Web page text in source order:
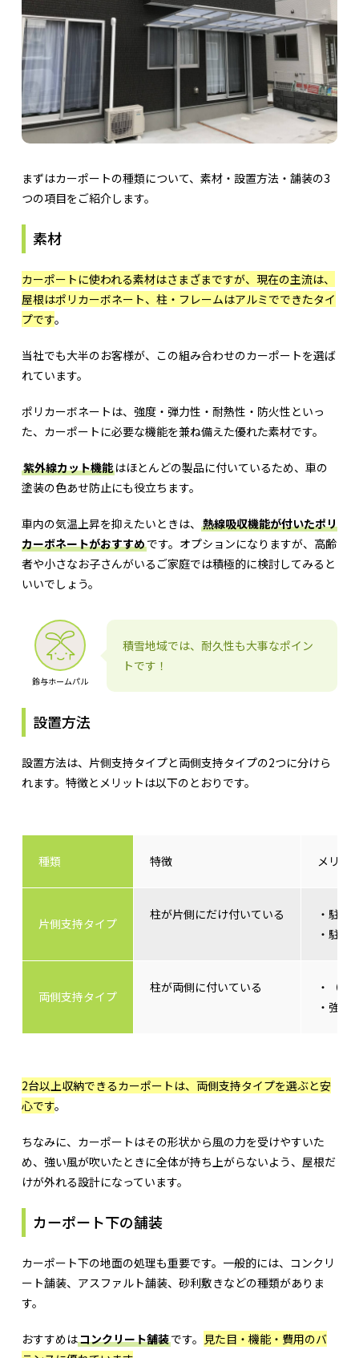
まずはカーポートの種類について、素材・設置方法・舗装の3
つの項目をご紹介します。
素材
カーポートに使われる素材はさまざまですが、現在の主流は、
屋根はポリカーボネート、柱・フレームはアルミでできたタイ
プです。
当社でも大半のお客様が、この組み合わせのカーポートを選ば
れています。
ポリカーボネートは、強度・弾力性・耐熱性・防火性といっ
た、カーポートに必要な機能を兼ね備えた優れた素材です。
紫外線カット機能はほとんどの製品に付いているため、車の
塗装の色あせ防止にも役立ちます。
車内の気温上昇を抑えたいときは、 熱線吸収機能が付いたポリ
カーボネートがおすすめです。オプションになりますが、高齢
者や小さなお子さんがいるご家庭では積極的に検討してみると
いいでしょう。
鈴与ホームパル
積雪地域では、耐久性も大事なポイン
トです！
設置方法
設置方法は、片側支持タイプと両側支持タイプの2つに分けら
れます。特徴とメリットは以下のとおりです。
種類 特徴 メリッ
片側支持タイプ
柱が片側にだけ付いている
・駐車
・駐車
両側支持タイプ
柱が両側に付いている
・（片
・強風
2台以上収納できるカーポートは、両側支持タイプを選ぶと安
心です。
ちなみに、カーポートはその形状から風の力を受けやすいた
め、強い風が吹いたときに全体が持ち上がらないよう、屋根だ
けが外れる設計になっています。
カーポート下の舗装
カーポート下の地面の処理も重要です。一般的には、コンクリ
ート舗装、アスファルト舗装、砂利敷きなどの種類がありま
す。
おすすめはコンクリート舗装です。 見た目・機能・費用のバ